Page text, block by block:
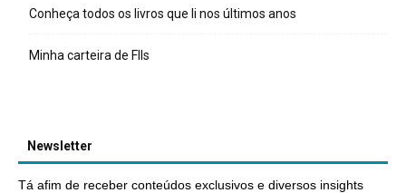
Conheça todos os livros que li nos últimos anos
Minha carteira de FIIs
Newsletter
Tá afim de receber conteúdos exclusivos e diversos insights